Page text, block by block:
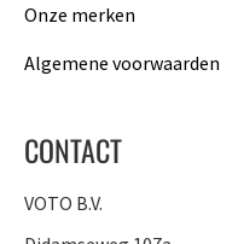
Onze merken
Algemene voorwaarden
CONTACT
VOTO B.V.